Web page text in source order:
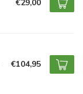
€29,00
€104,95